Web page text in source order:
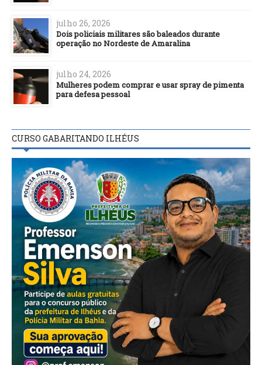
julho 26, 2026
Dois policiais militares são baleados durante
operação no Nordeste de Amaralina
julho 24, 2026
Mulheres podem comprar e usar spray de pimenta
para defesa pessoal
CURSO GABARITANDO ILHÉUS